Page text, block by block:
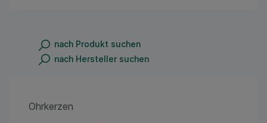
nach Produkt suchen
nach Hersteller suchen
Ohrkerzen